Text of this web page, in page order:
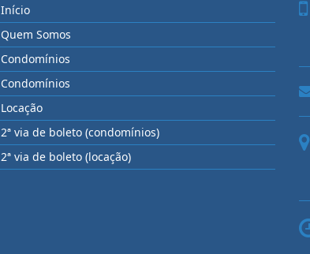
Início
Quem Somos
Condomínios
Condomínios
Locação
2ª via de boleto (condomínios)
2ª via de boleto (locação)